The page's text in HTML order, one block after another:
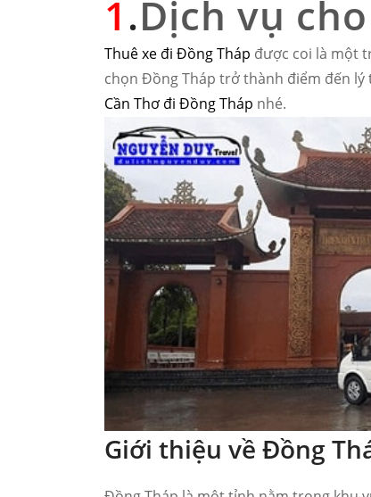
1 .Dịch vụ
Thuê xe đi Đồng Tháp được coi là một
chọn Đồng Tháp trở thành điểm đến lý
Cần Thơ đi Đồng Tháp nhé.
Giới thiệu về Đồng